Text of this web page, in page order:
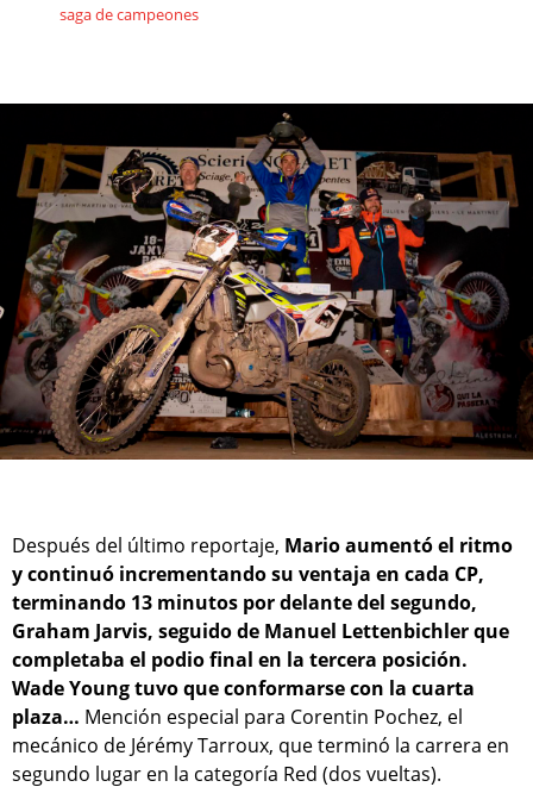
saga de campeones
Después del último reportaje, Mario aumentó el ritmo
y continuó incrementando su ventaja en cada CP,
terminando 13 minutos por delante del segundo,
Graham Jarvis, seguido de Manuel Lettenbichler que
completaba el podio final en la tercera posición.
Wade Young tuvo que conformarse con la cuarta
plaza… Mención especial para Corentin Pochez, el
mecánico de Jérémy Tarroux, que terminó la carrera en
segundo lugar en la categoría Red (dos vueltas).